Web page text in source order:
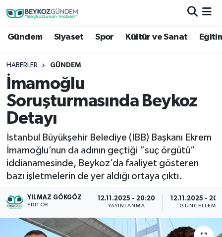
Gündem Siyaset Spor Kültür ve Sanat
HABERLER GÜNDEM
İmamoğlu
Soruşturmasında Beykoz
Detayı
İstanbul Büyükşehir Belediye (İBB) Başkanı Ekrem
İmamoğlu’nun da adının geçtiği “suç örgütü”
iddianamesinde, Beykoz’da faaliyet gösteren
bazı işletmelerin de yer aldığı ortaya çıktı.
YILMAZ GÖKGÖZ
EDITÖR
12.11.2025 - 20:20
YAYINLANMA
12.11.2025 -
GÜNCELLEME
Hava Durumu
Trafik Durumu
Süper Lig Puan Durumu ve Fikstür
Tüm Manşetler
Son Dakika Haberleri
Haber Arşivi